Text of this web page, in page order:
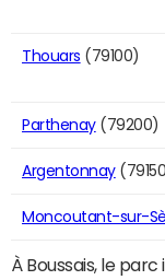
Thouars (79100)
Parthenay(79200)
Argentonnay
Moncoutant-sur-
À Boussais, le